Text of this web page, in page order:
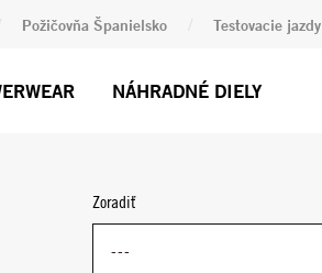
Požičovňa Španielsko Testovacie jazdy
NÁHRADNÉ DIELY
Zoradiť